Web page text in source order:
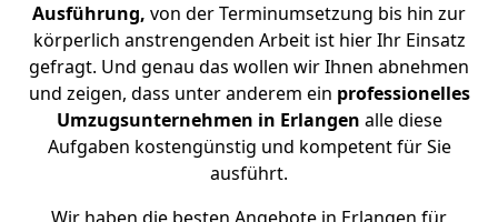
Ausführung, von der Terminumsetzung bis hin zur
körperlich anstrengenden Arbeit ist hier Ihr Einsatz
gefragt. Und genau das wollen wir Ihnen abnehmen
und zeigen, dass unter anderem ein professionelles
Umzugsunternehmen in Erlangen alle diese
Aufgaben kostengünstig und kompetent für Sie
ausführt.